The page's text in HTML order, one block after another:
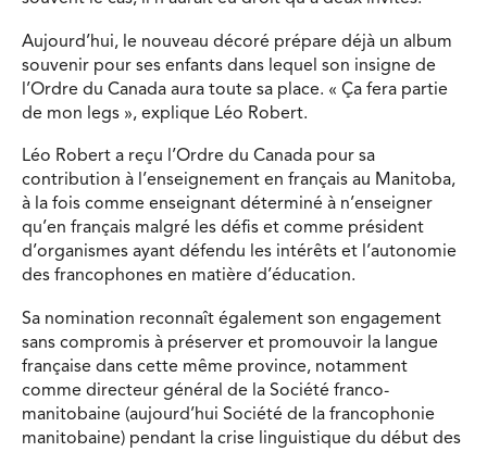
Aujourd’hui, le nouveau décoré prépare déjà un album
souvenir pour ses enfants dans lequel son insigne de
l’Ordre du Canada aura toute sa place. « Ça fera partie
de mon legs », explique Léo Robert.
Léo Robert a reçu l’Ordre du Canada pour sa
contribution à l’enseignement en français au Manitoba,
à la fois comme enseignant déterminé à n’enseigner
qu’en français malgré les défis et comme président
d’organismes ayant défendu les intérêts et l’autonomie
des francophones en matière d’éducation.
Sa nomination reconnaît également son engagement
sans compromis à préserver et promouvoir la langue
française dans cette même province, notamment
comme directeur général de la Société franco-
manitobaine (aujourd’hui Société de la francophonie
manitobaine) pendant la crise linguistique du début des